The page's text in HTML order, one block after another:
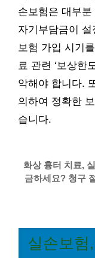
손보험은 대부
자기부담금이
보험 가입 시기
료 관련 ‘보상한
악해야 합니다.
의하여 정확한
습니다.
화상 흉터 치료,
금하세요? 청구
실손보험